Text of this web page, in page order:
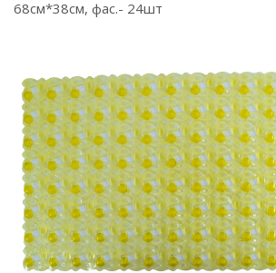
68см*38см, фас.- 24шт